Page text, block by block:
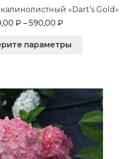
«Dart’s Gold»
₽ – 590,00 ₽
параметры
можно
выбрать
на
странице
товара.